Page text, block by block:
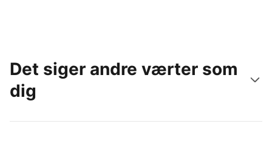
Det siger andre værter som
dig